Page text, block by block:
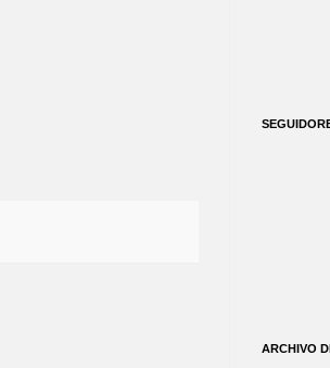
ARCHIVO